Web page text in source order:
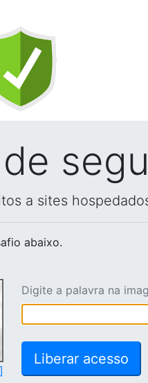
a sites
abaixo.
Digite a palavra na